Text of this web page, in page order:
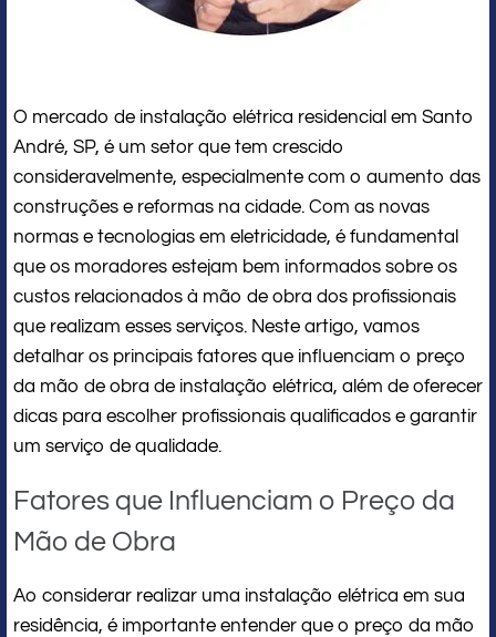
O mercado de instalação elétrica residencial em Santo
André, SP, é um setor que tem crescido
consideravelmente, especialmente com o aumento das
construções e reformas na cidade. Com as novas
normas e tecnologias em eletricidade, é fundamental
que os moradores estejam bem informados sobre os
custos relacionados à mão de obra dos profissionais
que realizam esses serviços. Neste artigo, vamos
detalhar os principais fatores que influenciam o preço
da mão de obra de instalação elétrica, além de oferecer
dicas para escolher profissionais qualificados e garantir
um serviço de qualidade.
Fatores que Influenciam o Preço da
Mão de Obra
Ao considerar realizar uma instalação elétrica em sua
residência, é importante entender que o preço da mão